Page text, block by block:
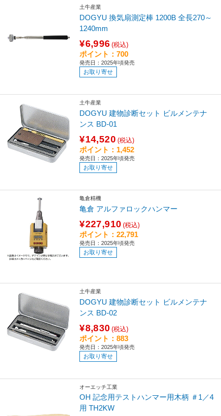
土牛産業
DOGYU 換気扇測定棒 1200B 全長270～
1240mm
¥6,996 (税込)
ポイント：700
発売日：2025年頃発売
お取り寄せ
土牛産業
DOGYU 建物診断セット ビルメンテナ
ンス BD-01
¥14,520 (税込)
ポイント：1,452
発売日：2025年頃発売
お取り寄せ
亀倉精機
亀倉 アルファロックハンマー
¥227,910 (税込)
ポイント：22,791
発売日：2025年頃発売
お取り寄せ
土牛産業
DOGYU 建物診断セット ビルメンテナ
ンス BD-02
¥8,830 (税込)
ポイント：883
発売日：2025年頃発売
お取り寄せ
オーエッチ工業
OH 記念用テストハンマー用木柄 ＃1／4
用 TH2KW